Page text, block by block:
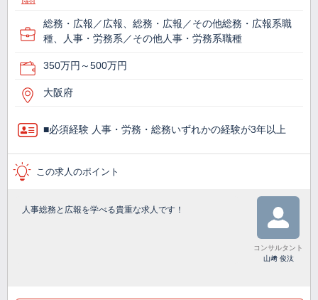
総務・広報／広報、総務・広報／その他総務・広報系職
種、人事・労務系／その他人事・労務系職種
350万円～500万円
大阪府
■必須経験 人事・労務・総務いずれかの経験が3年以上
この求人のポイント
人事総務と広報を学べる貴重な求人です！
コンサルタント
山﨑 俊汰